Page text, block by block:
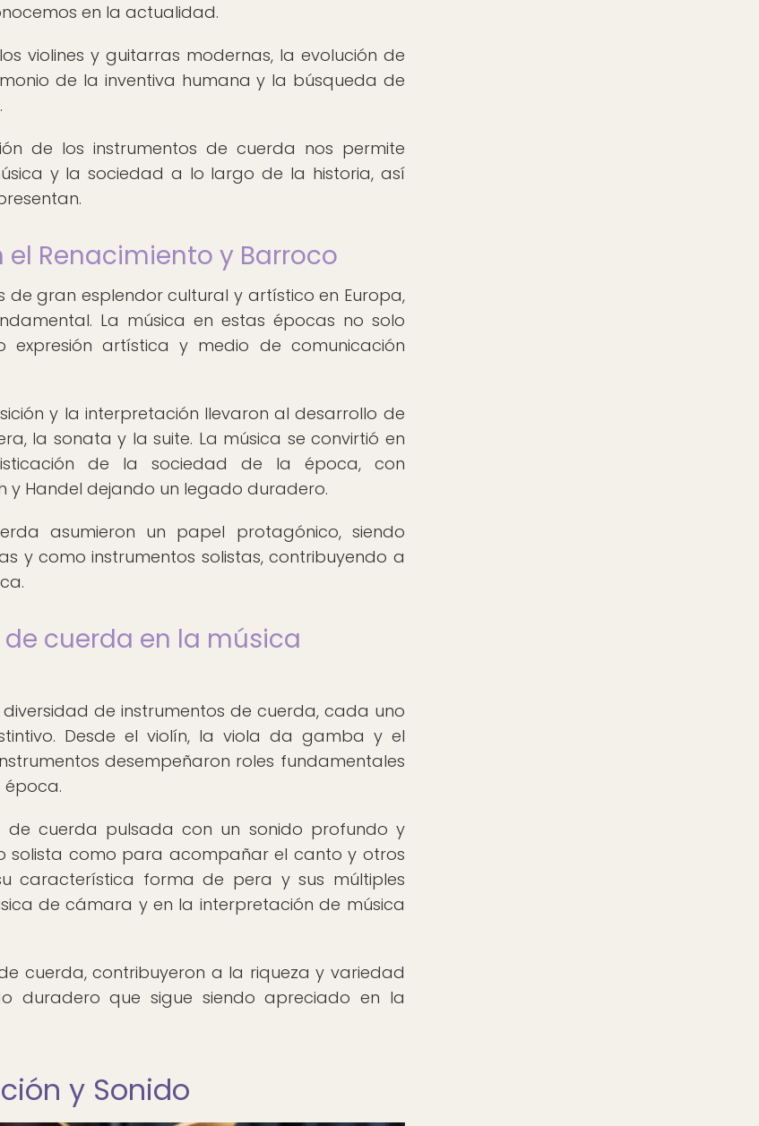
en la actualidad.
violines y guitarras modernas, la evolución de
de la inventiva humana y la búsqueda de
de los instrumentos de cuerda nos permite
y la sociedad a lo largo de la historia, así
Renacimiento y Barroco
de gran esplendor cultural y artístico en Europa,
La música en estas épocas no solo
artística y medio de comunicación
y la interpretación llevaron al desarrollo de
la sonata y la suite. La música se convirtió en
de la sociedad de la época, con
y Handel dejando un legado duradero.
asumieron un papel protagónico, siendo
y como instrumentos solistas, contribuyendo a
cuerda en la música
de instrumentos de cuerda, cada uno
Desde el violín, la viola da gamba y el
desempeñaron roles fundamentales
época.
de cuerda pulsada con un sonido profundo y
solista como para acompañar el canto y otros
característica forma de pera y sus múltiples
de cámara y en la interpretación de música
cuerda, contribuyeron a la riqueza y variedad
duradero que sigue siendo apreciado en la
y Sonido